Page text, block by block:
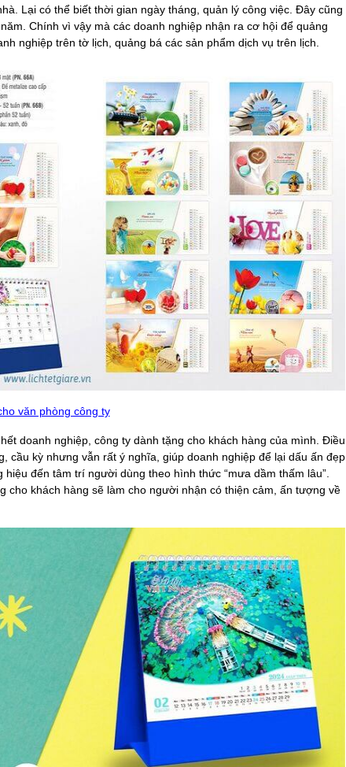
Lại có thể biết thời gian ngày tháng, quản lý công việc. Đây cũng
Chính vì vậy mà các doanh nghiệp nhận ra cơ hội để quảng
nghiệp trên tờ lịch, quảng bá các sản phẩm dịch vụ trên lịch.
văn phòng công ty
doanh nghiệp, công ty dành tặng cho khách hàng của mình. Điều
cầu kỳ nhưng vẫn rất ý nghĩa, giúp doanh nghiệp để lại dấu ấn đẹp
đến tâm trí người dùng theo hình thức “mưa dầm thấm lâu”.
cho khách hàng sẽ làm cho người nhận có thiện cảm, ấn tượng về